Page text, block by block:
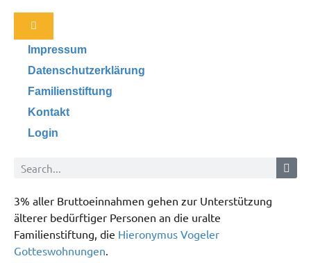
Impressum
Datenschutzerklärung
Familienstiftung
Kontakt
Login
3% aller Bruttoeinnahmen gehen zur Unterstützung
älterer bedürftiger Personen an die uralte
Familienstiftung, die Hieronymus Vogeler
Gotteswohnungen.